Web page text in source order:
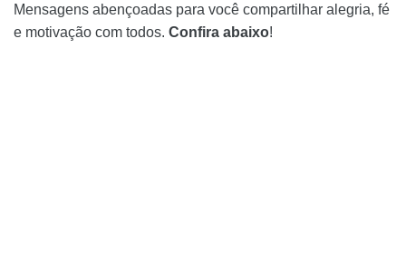
Mensagens abençoadas para você compartilhar alegria, fé
e motivação com todos. Confira abaixo!